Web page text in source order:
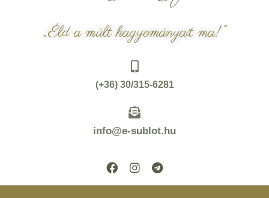
„Éld a múlt hagyományait ma!”
(+36) 30/315-6281
info@e-sublot.hu